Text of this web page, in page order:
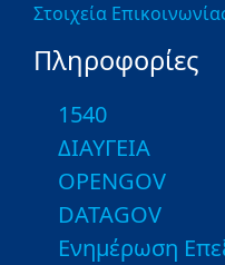
Στοιχεία
Πληροφορίες
1540
ΔΙΑΥΓΕΙΑ
OPENGOV
DATAGOV
Ενημέρωση